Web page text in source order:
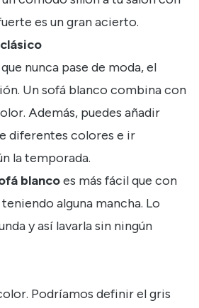
es un gran acierto.
nunca pase de moda, el
Un sofá blanco combina con
Además, puedes añadir
diferentes colores e ir
la temporada.
blancoes más fácil que con
alguna mancha. Lo
y así lavarla sin ningún
Podríamos definir el gris